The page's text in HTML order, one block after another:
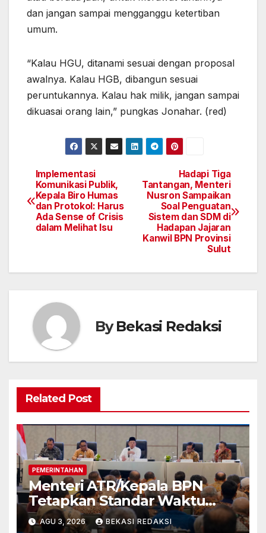
dan jangan sampai mengganggu ketertiban
umum.
“Kalau HGU, ditanami sesuai dengan proposal
awalnya. Kalau HGB, dibangun sesuai
peruntukannya. Kalau hak milik, jangan sampai
dikuasai orang lain,” pungkas Jonahar. (red)
Navigasi
pos
Hadapi Tiga
Tantangan, Menteri
Nusron Sampaikan
Soal Penguatan
Sistem dan SDM di
Hadapan Jajaran
Kanwil BPN Provinsi
Sulut
Implementasi
Komunikasi Publik,
Kepala Biro Humas
dan Protokol: Harus
Ada Sense of Crisis
dalam Melihat Isu
ByBekasi Redaksi
Related Post
PEMERINTAHAN
Menteri ATR/Kepala BPN
Tetapkan Standar Waktu
Layanan untuk Pengukuran
AGU 3, 2026 BEKASI REDAKSI